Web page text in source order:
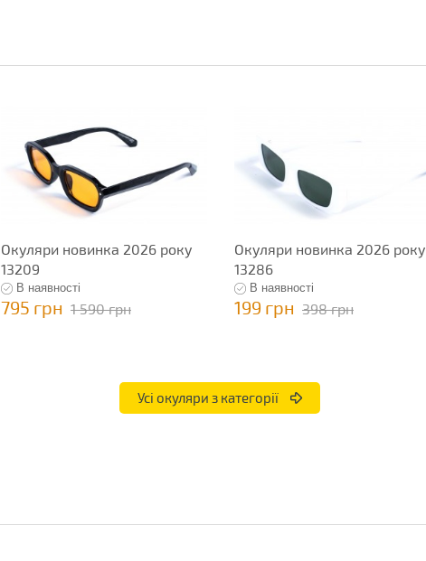
Окуляри новинка 2026 року
13209
В наявності
795 грн 1 590 грн
Окуляри новинка 2026 року
13286
В наявності
199 грн 398 грн
Усі окуляри з категорії